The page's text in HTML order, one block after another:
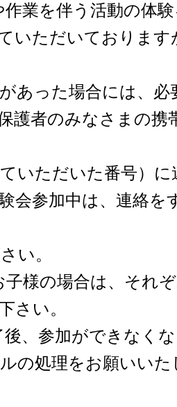
を伴う活動の体験
いただいております
た場合には、必要
護者のみなさまの携
だいた番号）に連
会参加中は、連絡を
。
の場合は、それぞ
さい。
参加ができなくな
の処理をお願いいた